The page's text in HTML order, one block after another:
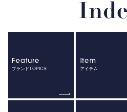
Feature
ブランドTOPICS
Item
アイテム